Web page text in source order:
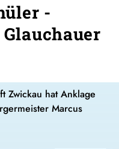
-
Zwickau hat Anklage
Marcus